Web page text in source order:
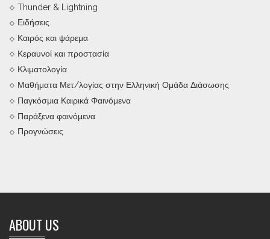
Thunder & Lightning
Ειδήσεις
Καιρός και ψάρεμα
Κεραυνοί και προστασία
Κλιματολογία
Μαθήματα Μετ/λογίας στην Ελληνική Ομάδα Διάσωσης
Παγκόσμια Καιρικά Φαινόμενα
Παράξενα φαινόμενα
Προγνώσεις
ABOUT US